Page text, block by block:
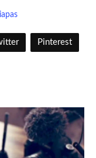
Pinterest